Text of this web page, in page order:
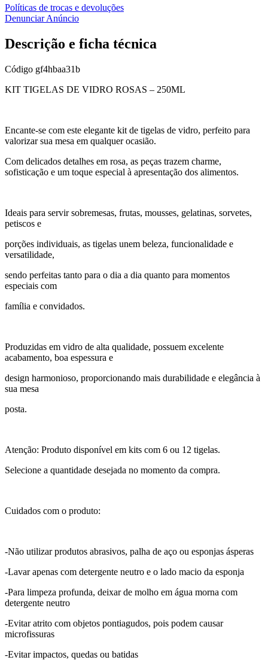
Políticas de trocas e devoluções
Denunciar Anúncio
Descrição e ficha técnica
Código gf4hbaa31b
KIT TIGELAS DE VIDRO ROSAS – 250ML
Encante-se com este elegante kit de tigelas de vidro, perfeito para
valorizar sua mesa em qualquer ocasião.
Com delicados detalhes em rosa, as peças trazem charme,
sofisticação e um toque especial à apresentação dos alimentos.
Ideais para servir sobremesas, frutas, mousses, gelatinas, sorvetes,
petiscos e
porções individuais, as tigelas unem beleza, funcionalidade e
versatilidade,
sendo perfeitas tanto para o dia a dia quanto para momentos
especiais com
família e convidados.
Produzidas em vidro de alta qualidade, possuem excelente
acabamento, boa espessura e
design harmonioso, proporcionando mais durabilidade e elegância à
sua mesa
posta.
Atenção: Produto disponível em kits com 6 ou 12 tigelas.
Selecione a quantidade desejada no momento da compra.
Cuidados com o produto:
-Não utilizar produtos abrasivos, palha de aço ou esponjas ásperas
-Lavar apenas com detergente neutro e o lado macio da esponja
-Para limpeza profunda, deixar de molho em água morna com
detergente neutro
-Evitar atrito com objetos pontiagudos, pois podem causar
microfissuras
-Evitar impactos, quedas ou batidas